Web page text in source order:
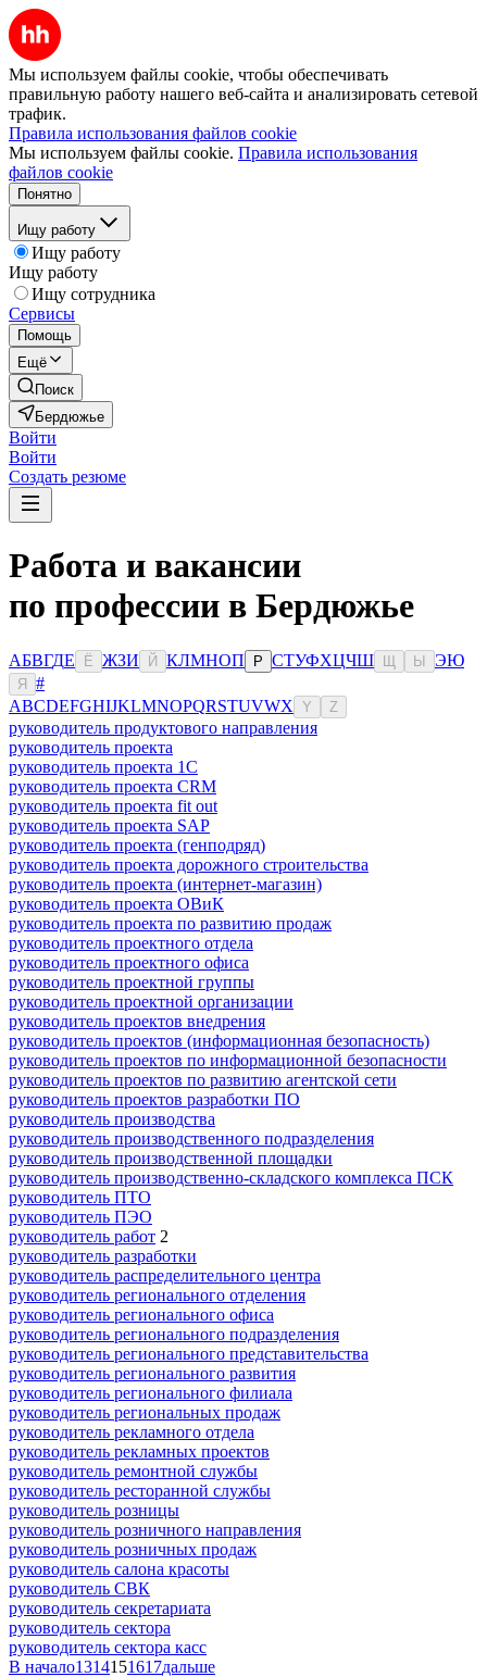
Мы используем файлы cookie, чтобы обеспечивать
правильную работу нашего веб-сайта и анализировать сетевой
трафик.
Правила использования файлов cookie
Мы используем файлы cookie. Правила использования
файлов cookie
Понятно
Ищу работу
Ищу работу
Ищу работу
Ищу сотрудника
Сервисы
Помощь
Ещё
Поиск
Бердюжье
Войти
Войти
Создать резюме
Работа и вакансии
по профессии в Бердюжье
АБВГДЕ Ё ЖЗИ Й КЛМНОП Р СТУФХЦЧШ Ы ЭЮ
Я
#
ABCDEFGHIJKLMNOPQRSTUVWX Y Z
руководитель продуктового направления
руководитель проекта
руководитель проекта 1C
руководитель проекта CRM
руководитель проекта fit out
руководитель проекта SAP
руководитель проекта (генподряд)
руководитель проекта дорожного строительства
руководитель проекта (интернет-магазин)
руководитель проекта ОВиК
руководитель проекта по развитию продаж
руководитель проектного отдела
руководитель проектного офиса
руководитель проектной группы
руководитель проектной организации
руководитель проектов внедрения
руководитель проектов (информационная безопасность)
руководитель проектов по информационной безопасности
руководитель проектов по развитию агентской сети
руководитель проектов разработки ПО
руководитель производства
руководитель производственного подразделения
руководитель производственной площадки
руководитель производственно-складского комплекса ПСК
руководитель ПТО
руководитель ПЭО
руководитель работ 2
руководитель разработки
руководитель распределительного центра
руководитель регионального отделения
руководитель регионального офиса
руководитель регионального подразделения
руководитель регионального представительства
руководитель регионального развития
руководитель регионального филиала
руководитель региональных продаж
руководитель рекламного отдела
руководитель рекламных проектов
руководитель ремонтной службы
руководитель ресторанной службы
руководитель розницы
руководитель розничного направления
руководитель розничных продаж
руководитель салона красоты
руководитель СВК
руководитель секретариата
руководитель сектора
руководитель сектора касс
В начало1314151617дальше